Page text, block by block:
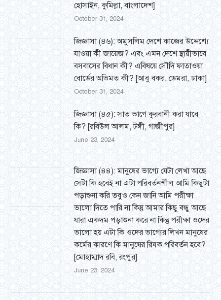
হোসাইন, কুমিল্লা, বাংলাদেশ]
October 31, 2024
জিজ্ঞাসা (৪৬): অমুসলিম দেশে কাজের উদ্দেশ্যে
যাওয়া কী জায়েজ? এবং এমন দেশে স্থায়ীভাবে
বসবাসের বিধান কী? এবিষয়ে সৌদি ফাতাওয়া
বোর্ডের অভিমত কী? [আবু বকর, ডেমরা, ঢাকা]
October 31, 2024
জিজ্ঞাসা (৪৫): সাত ভাগে কুরবানী করা যাবে
কি? [রবিউল আলম, টঙ্গী, গাজীপুর]
June 23, 2024
জিজ্ঞাসা (৪৪): মানুষের ভাগ্যে যেটা লেখা আছে
সেটা কি হবেই না এটা পরিবর্তনশীল আমি কিছুটা
পড়াশুনা করি তবুও কেন জানি আমি পরীক্ষা
ভালো দিতে পারি না কিন্তু আমার কিছু বন্ধু আছে
যারা একদম পড়াশুনা করে না কিন্তু পরীক্ষা ওদের
ভালো হয় এটা কি ওদের ভাগ্যের লিখন মানুষের
কর্মের কারণে কি মানুষের রিয্ক পরিবর্তন হবে?
[মোহাম্মাদ রবি, রংপুর]
June 23, 2024